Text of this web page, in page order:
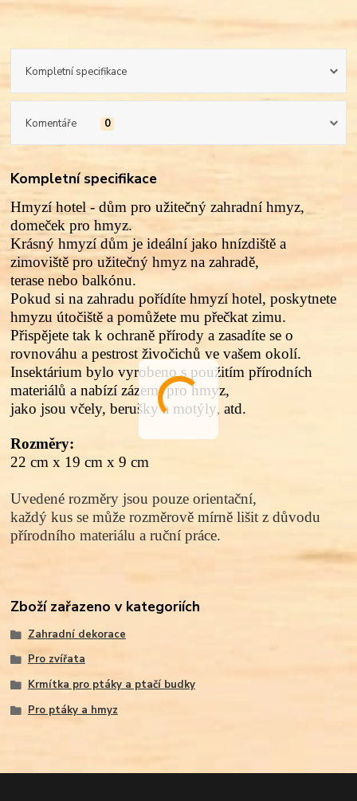
Kompletní specifikace
Komentáře 0
Kompletní specifikace
Hmyzí hotel - dům pro užitečný zahradní hmyz,
domeček pro hmyz.
Krásný hmyzí dům je ideální jako hnízdiště a
zimoviště pro užitečný hmyz na zahradě,
terase nebo balkónu.
Pokud si na zahradu pořídíte hmyzí hotel, poskytnete
hmyzu útočiště a pomůžete mu přečkat zimu.
Přispějete tak k ochraně přírody a zasadíte se o
rovnováhu a pestrost živočichů ve vašem okolí.
Insektárium bylo vyrobeno s použitím přírodních
materiálů a nabízí zázemí pro hmyz,
jako jsou včely, berušky a motýly, atd.
Rozměry:
22 cm x 19 cm x 9 cm
Uvedené rozměry jsou pouze orientační,
každý kus se může rozměrově mírně lišit z důvodu
přírodního materiálu a ruční práce.
Zboží zařazeno v kategoriích
Zahradní dekorace
Pro zvířata
Krmítka pro ptáky a ptačí budky
Pro ptáky a hmyz